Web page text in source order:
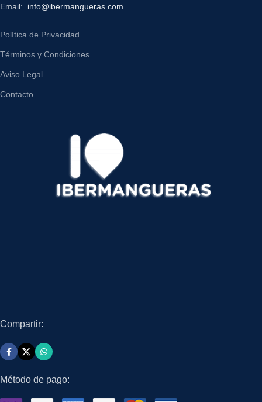
Email: info@ibermangueras.com
Política de Privacidad
Términos y Condiciones
Aviso Legal
Contacto
Compartir:
Método de pago: